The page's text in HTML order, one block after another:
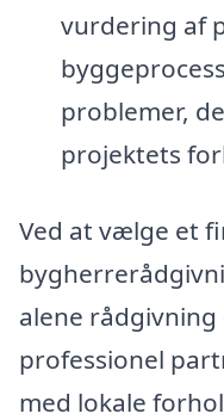
vurdering af
problemer,
projektets
Ved at vælge et
alene
professionel
med lokale